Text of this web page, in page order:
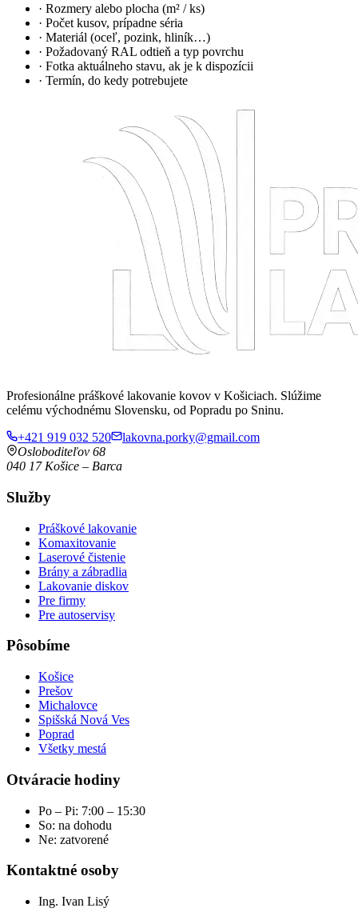
· Rozmery alebo plocha (m² / ks)
· Počet kusov, prípadne séria
· Materiál (oceľ, pozink, hliník…)
· Požadovaný RAL odtieň a typ povrchu
· Fotka aktuálneho stavu, ak je k dispozícii
· Termín, do kedy potrebujete
Profesionálne práškové lakovanie kovov v Košiciach. Slúžime
celému východnému Slovensku, od Popradu po Sninu.
+421 919 032 520
lakovna.porky@gmail.com
Osloboditeľov 68
040 17 Košice – Barca
Služby
Práškové lakovanie
Komaxitovanie
Laserové čistenie
Brány a zábradlia
Lakovanie diskov
Pre firmy
Pre autoservisy
Pôsobíme
Košice
Prešov
Michalovce
Spišská Nová Ves
Poprad
Všetky mestá
Otváracie hodiny
Po – Pi: 7:00 – 15:30
So: na dohodu
Ne: zatvorené
Kontaktné osoby
Ing. Ivan Lisý